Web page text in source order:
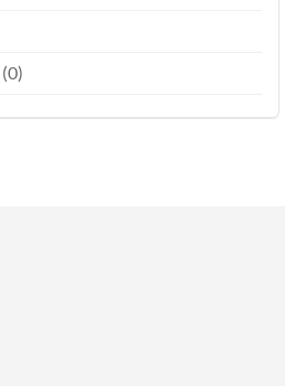
(0)